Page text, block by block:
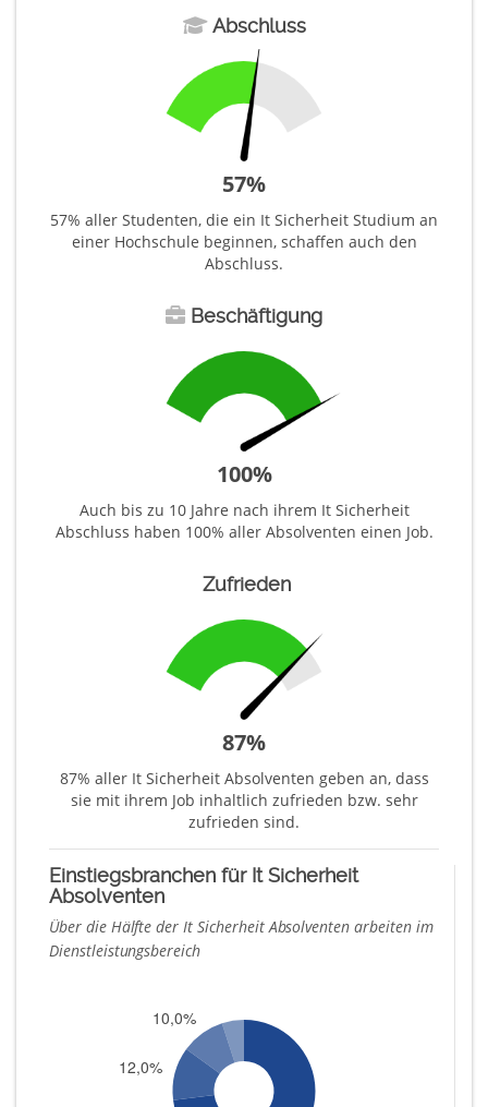
Abschluss
57%
57% aller Studenten, die ein It Sicherheit Studium an
einer Hochschule beginnen, schaffen auch den
Abschluss.
Beschäftigung
100%
Auch bis zu 10 Jahre nach ihrem It Sicherheit
Abschluss haben 100% aller Absolventen einen Job.
Zufrieden
87%
87% aller It Sicherheit Absolventen geben an, dass
sie mit ihrem Job inhaltlich zufrieden bzw. sehr
zufrieden sind.
Einstiegsbranchen für It Sicherheit
Absolventen
Über die Hälfte der It Sicherheit Absolventen arbeiten im
Dienstleistungsbereich